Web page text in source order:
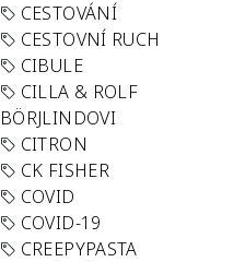
CESTOVÁNÍ
CESTOVNÍ RUCH
CIBULE
CILLA & ROLF
BÖRJLINDOVI
CITRON
CK FISHER
COVID
COVID-19
CREEPYPASTA